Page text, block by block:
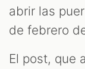
abrir las
de febrero
El post, que